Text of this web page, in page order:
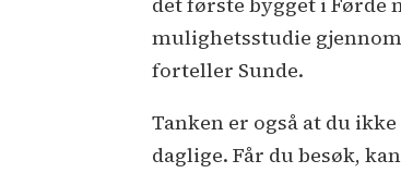
mulighetsstudie
forteller Sunde.
Tanken er også at du
daglige. Får du besøk,